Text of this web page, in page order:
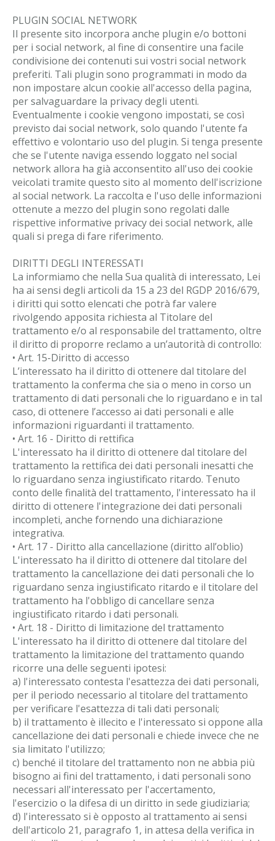
PLUGIN SOCIAL NETWORK
Il presente sito incorpora anche plugin e/o bottoni
per i social network, al fine di consentire una facile
condivisione dei contenuti sui vostri social network
preferiti. Tali plugin sono programmati in modo da
non impostare alcun cookie all'accesso della pagina,
per salvaguardare la privacy degli utenti.
Eventualmente i cookie vengono impostati, se così
previsto dai social network, solo quando l'utente fa
effettivo e volontario uso del plugin. Si tenga presente
che se l'utente naviga essendo loggato nel social
network allora ha già acconsentito all'uso dei cookie
veicolati tramite questo sito al momento dell'iscrizione
al social network. La raccolta e l'uso delle informazioni
ottenute a mezzo del plugin sono regolati dalle
rispettive informative privacy dei social network, alle
quali si prega di fare riferimento.
DIRITTI DEGLI INTERESSATI
La informiamo che nella Sua qualità di interessato, Lei
ha ai sensi degli articoli da 15 a 23 del RGDP 2016/679,
i diritti qui sotto elencati che potrà far valere
rivolgendo apposita richiesta al Titolare del
trattamento e/o al responsabile del trattamento, oltre
il diritto di proporre reclamo a un’autorità di controllo:
• Art. 15-Diritto di accesso
L’interessato ha il diritto di ottenere dal titolare del
trattamento la conferma che sia o meno in corso un
trattamento di dati personali che lo riguardano e in tal
caso, di ottenere l’accesso ai dati personali e alle
informazioni riguardanti il trattamento.
• Art. 16 - Diritto di rettifica
L'interessato ha il diritto di ottenere dal titolare del
trattamento la rettifica dei dati personali inesatti che
lo riguardano senza ingiustificato ritardo. Tenuto
conto delle finalità del trattamento, l'interessato ha il
diritto di ottenere l'integrazione dei dati personali
incompleti, anche fornendo una dichiarazione
integrativa.
• Art. 17 - Diritto alla cancellazione (diritto all’oblio)
L'interessato ha il diritto di ottenere dal titolare del
trattamento la cancellazione dei dati personali che lo
riguardano senza ingiustificato ritardo e il titolare del
trattamento ha l'obbligo di cancellare senza
ingiustificato ritardo i dati personali.
• Art. 18 - Diritto di limitazione del trattamento
L'interessato ha il diritto di ottenere dal titolare del
trattamento la limitazione del trattamento quando
ricorre una delle seguenti ipotesi:
a) l'interessato contesta l'esattezza dei dati personali,
per il periodo necessario al titolare del trattamento
per verificare l'esattezza di tali dati personali;
b) il trattamento è illecito e l'interessato si oppone alla
cancellazione dei dati personali e chiede invece che ne
sia limitato l'utilizzo;
c) benché il titolare del trattamento non ne abbia più
bisogno ai fini del trattamento, i dati personali sono
necessari all'interessato per l'accertamento,
l'esercizio o la difesa di un diritto in sede giudiziaria;
d) l'interessato si è opposto al trattamento ai sensi
dell'articolo 21, paragrafo 1, in attesa della verifica in